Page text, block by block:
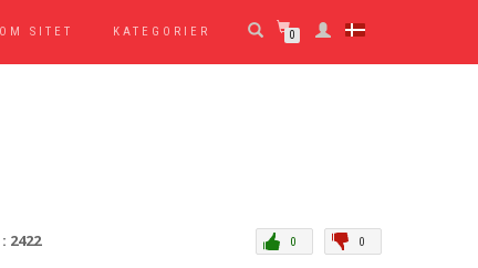
OM SITET KATEGORIER 0
2422 0
0